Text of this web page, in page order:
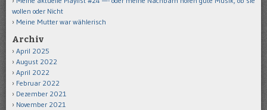
wollen oder Nicht
Meine Mutter war wählerisch
Archiv
April 2025
August 2022
April 2022
Februar 2022
Dezember 2021
November 2021